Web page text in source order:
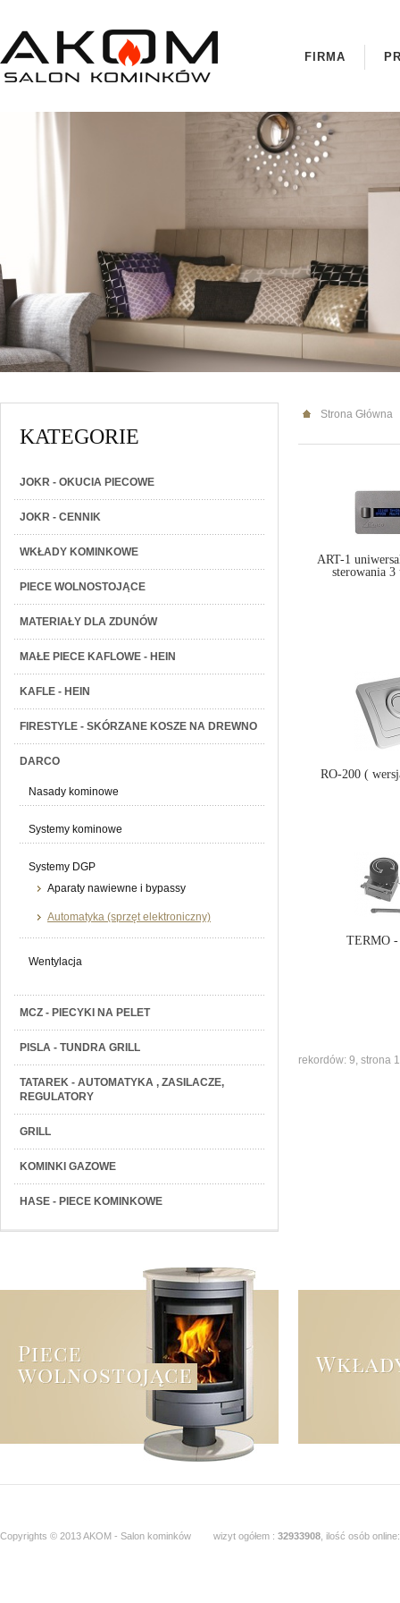
FIRMA
KATEGORIE
JOKR - OKUCIA PIECOWE
JOKR - CENNIK
WKŁADY KOMINKOWE
PIECE WOLNOSTOJĄCE
MATERIAŁY DLA ZDUNÓW
MAŁE PIECE KAFLOWE - HEIN
KAFLE - HEIN
FIRESTYLE - SKÓRZANE KOSZE NA DREWNO
DARCO
Nasady kominowe
Systemy kominowe
Systemy DGP
Aparaty nawiewne i bypassy
Automatyka (sprzęt elektroniczny)
Wentylacja
MCZ - PIECYKI NA PELET
PISLA - TUNDRA GRILL
TATAREK - AUTOMATYKA , ZASILACZE,
REGULATORY
GRILL
KOMINKI GAZOWE
HASE - PIECE KOMINKOWE
Strona Główna
ART-1
sterowania 3
RO-200 (
TERMO -
rekordów: 9, strona
Copyrights © 2013 AKOM - Salon kominków wizyt ogółem : 32933908 , ilość osób